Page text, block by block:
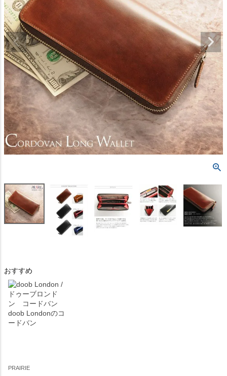
おすすめ
doob Londonのコ
ードバン
PRAIRIE